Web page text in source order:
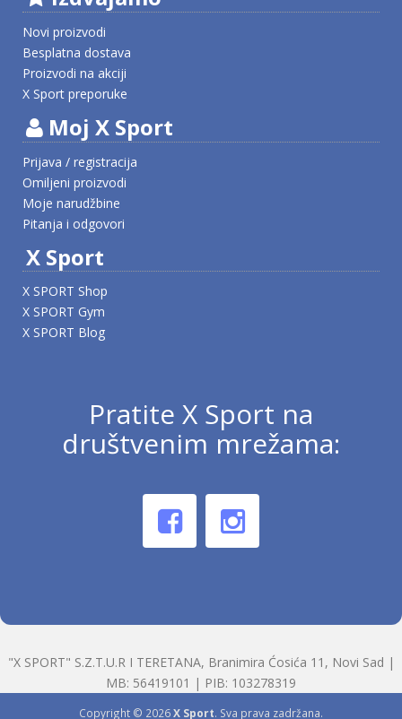
Novi proizvodi
Besplatna dostava
Proizvodi na akciji
X Sport preporuke
Moj X Sport
Prijava / registracija
Omiljeni proizvodi
Moje narudžbine
Pitanja i odgovori
X Sport
X SPORT Shop
X SPORT Gym
X SPORT Blog
Pratite X Sport na
društvenim mrežama:
"X SPORT" S.Z.T.U.R I TERETANA, Branimira Ćosića 11, Novi Sad |
MB: 56419101 | PIB: 103278319
Copyright © 2026X Sport. Sva prava zadržana.